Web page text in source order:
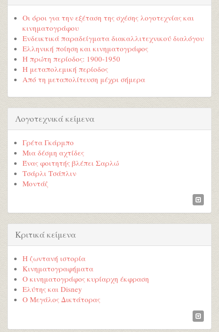
Οι όροι για την εξέταση της σχέσης λογοτεχνίας και
κινηματογράφου
Ενδεικτικά παραδείγματα διακαλλιτεχνικού διαλόγου
Ελληνική ποίηση και κινηματογράφος
Η πρώτη περίοδος: 1900-1950
Η μεταπολεμική περίοδος
Από τη μεταπολίτευση μέχρι σήμερα
Λογοτεχνικά κείμενα
Γρέτα Γκάρμπο
Μια δέσμη αχτίδες
Ένας φοιτητής βλέπει Σαρλώ
Τσάρλι Τσάπλιν
Μοντάζ
Κριτικά κείμενα
Η ζωντανή ιστορία
Κινηματογραφήματα
Ο κινηματογράφος κυρίαρχη έκφραση
Ελύτης και Disney
Ο Μεγάλος Δικτάτορας